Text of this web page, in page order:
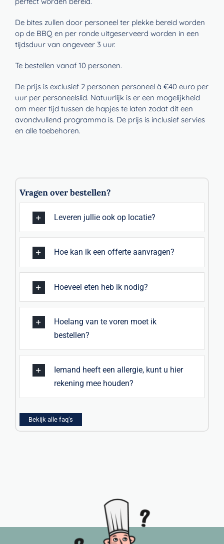
De bites zullen door personeel ter plekke bereid worden
op de BBQ en per ronde uitgeserveerd worden in een
tijdsduur van ongeveer 3 uur.
Te bestellen vanaf 10 personen.
De prijs is exclusief 2 personen personeel à €40 euro per
uur per personeelslid. Natuurlijk is er een mogelijkheid
om meer tijd tussen de hapjes te laten zodat dit een
avondvullend programma is. De prijs is inclusief servies
en alle toebehoren.
Vragen over bestellen?
Leveren jullie ook op locatie?
Hoe kan ik een offerte aanvragen?
Hoeveel eten heb ik nodig?
Hoelang van te voren moet ik
bestellen?
Iemand heeft een allergie, kunt u hier
rekening mee houden?
Bekijk alle faq’s